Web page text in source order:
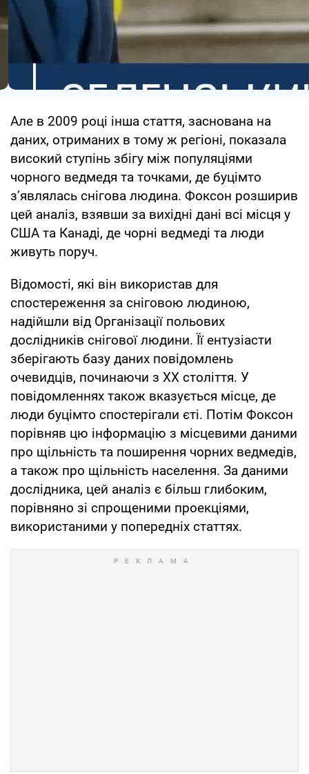
Але в 2009 році інша стаття, заснована на
даних, отриманих в тому ж регіоні, показала
високий ступінь збігу між популяціями
чорного ведмедя та точками, де буцімто
з’являлась снігова людина. Фоксон розширив
цей аналіз, взявши за вихідні дані всі місця у
США та Канаді, де чорні ведмеді та люди
живуть поруч.
Відомості, які він використав для
спостереження за сніговою людиною,
надійшли від Організації польових
дослідників снігової людини. Її ентузіасти
зберігають базу даних повідомлень
очевидців, починаючи з ХХ століття. У
повідомленнях також вказується місце, де
люди буцімто спостерігали єті. Потім Фоксон
порівняв цю інформацію з місцевими даними
про щільність та поширення чорних ведмедів,
а також про щільність населення. За даними
дослідника, цей аналіз є більш глибоким,
порівняно зі спрощеними проекціями,
використаними у попередніх статтях.